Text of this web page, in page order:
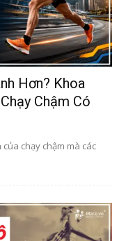
Hơn? Khoa
Chậm Có
chạy chậm mà các